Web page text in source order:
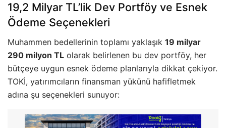
19,2 Milyar TL’lik Dev Portföy ve Esnek
Ödeme Seçenekleri
Muhammen bedellerinin toplamı yaklaşık 19 milyar
290 milyon TL olarak belirlenen bu dev portföy, her
bütçeye uygun esnek ödeme planlarıyla dikkat çekiyor.
TOKİ, yatırımcıların finansman yükünü hafifletmek
adına şu seçenekleri sunuyor: